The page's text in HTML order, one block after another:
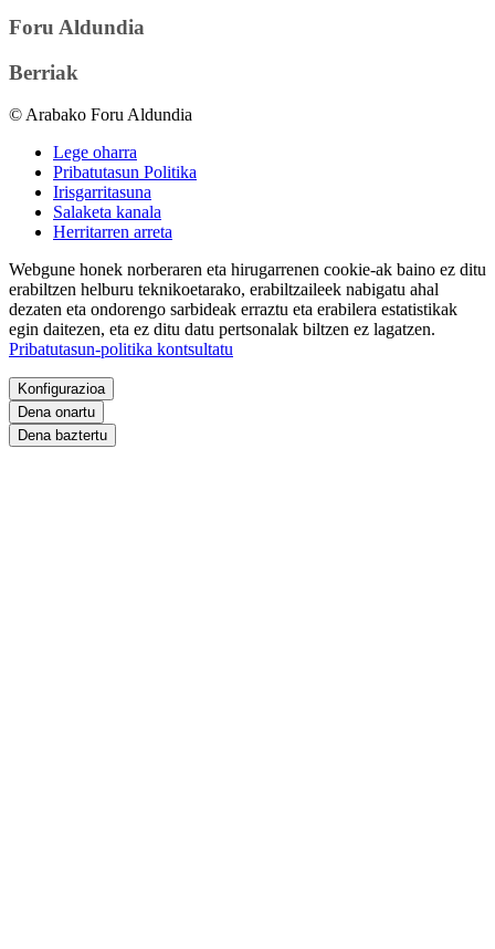
Foru Aldundia
Berriak
© Arabako Foru Aldundia
Lege oharra
Pribatutasun Politika
Irisgarritasuna
Salaketa kanala
Herritarren arreta
Webgune honek norberaren eta hirugarrenen cookie-ak baino ez ditu
erabiltzen helburu teknikoetarako, erabiltzaileek nabigatu ahal
dezaten eta ondorengo sarbideak erraztu eta erabilera estatistikak
egin daitezen, eta ez ditu datu pertsonalak biltzen ez lagatzen.
Pribatutasun-politika kontsultatu
Konfigurazioa
Dena onartu
Dena baztertu